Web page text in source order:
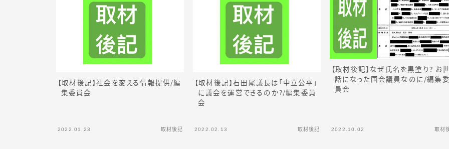
【取材後記】社会を変える情報提供 ／編
集委員会
2022.01.23 取材後記
【取材後記】石田尾議長は「中立公平」
に議会を運営できるのか？／編集委員
会
2022.02.13 取材後記
【取材後記】なぜ氏名を黒塗り？ お世
話になった国会議員なの に ／編集委
員会
2022.10.02 取材